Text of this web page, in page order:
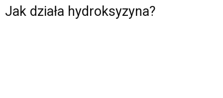
Jak działa hydroksyzyna?